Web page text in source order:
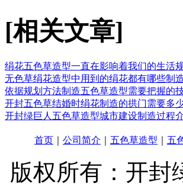
[相关文章]
绢花五色草造型一直在影响着我们的生活
无色草绢花造型中用到的绢花都有哪些制
依据规划方法制造五色草造型需要把握的
开封五色草结婚时绢花制造的拱门需要多
开封绿巨人五色草造型城市建设制造过程
首页 公司简介 五色草造型 五
版权所有：开封